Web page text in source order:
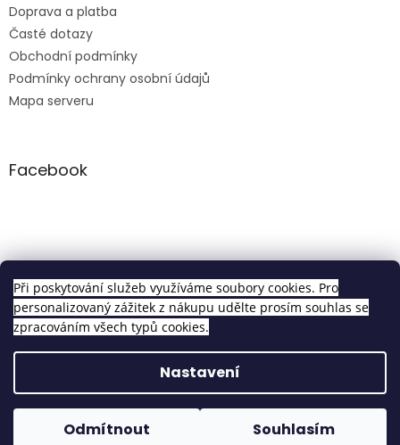
Při poskytování služeb využíváme soubory cookies. Pro
personalizovaný zážitek z nákupu udělte prosím souhlas se
zpracováním všech typů cookies.
Nastavení
Odmítnout Souhlasím
Doprava a platba
Časté dotazy
Obchodní podmínky
Podmínky ochrany osobní údajů
Mapa serveru
Facebook
Clip in sety
Vytvořil Shoptet
Copyright 2026Pravé Clip In Vlasy. Všechna práva
vyhrazena.
Upravit nastavení cookies